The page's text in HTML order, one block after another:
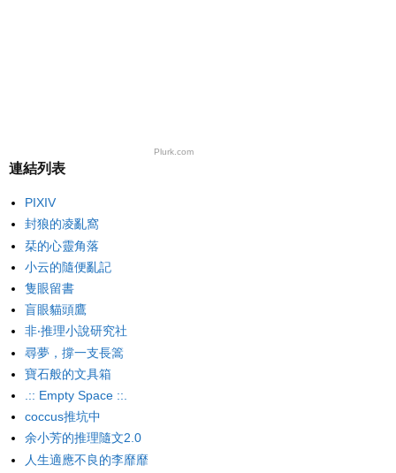
Plurk.com
連結列表
PIXIV
封狼的凌亂窩
栞的心靈角落
小云的隨便亂記
隻眼留書
盲眼貓頭鷹
非‧推理小說研究社
尋夢，撐一支長篙
寶石般的文具箱
.:: Empty Space ::.
coccus推坑中
余小芳的推理隨文2.0
人生適應不良的李靡靡